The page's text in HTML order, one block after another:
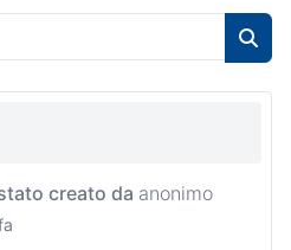
creato da anonimo